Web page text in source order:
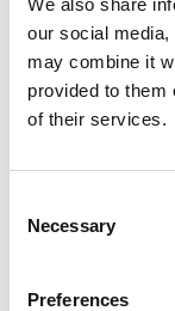
our social
may combine it
provided to them
of their services.
Selection
Necessary
Preferences
Aiheeseen